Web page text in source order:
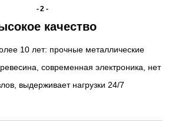
-2-
качество
10 лет: прочные металлические
современная электроника, нет
выдерживает нагрузки 24/7